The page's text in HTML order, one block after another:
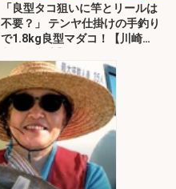
「良型タコ狙いに竿とリールは
不要？」 テンヤ仕掛けの手釣り
で1.8kg良型マダコ！【川崎